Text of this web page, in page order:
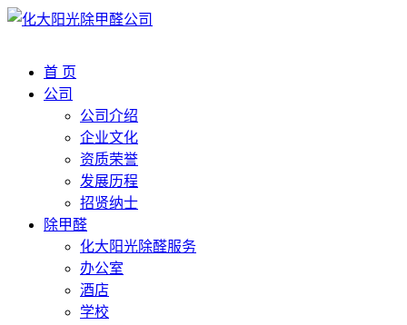
首 页
公司
公司介绍
企业文化
资质荣誉
发展历程
招贤纳士
除甲醛
化大阳光除醛服务
办公室
酒店
学校